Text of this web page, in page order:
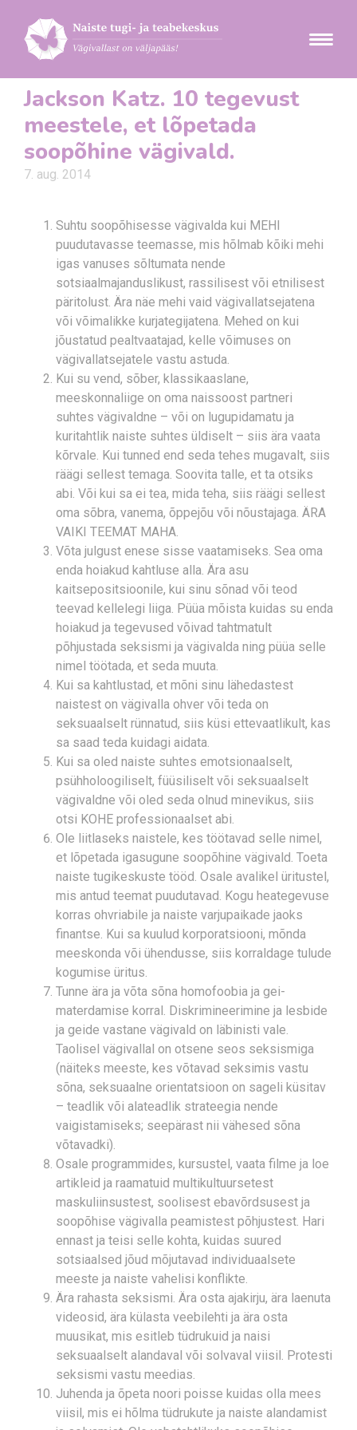
Jackson Katz. 10 tegevust
meestele, et lõpetada
soopõhine vägivald.
7. aug. 2014
Suhtu soopõhisesse vägivalda kui MEHI
puudutavasse teemasse, mis hõlmab kõiki mehi
igas vanuses sõltumata nende
sotsiaalmajanduslikust, rassilisest või etnilisest
päritolust. Ära näe mehi vaid vägivallatsejatena
või võimalikke kurjategijatena. Mehed on kui
jõustatud pealtvaatajad, kelle võimuses on
vägivallatsejatele vastu astuda.
Kui su vend, sõber, klassikaaslane,
meeskonnaliige on oma naissoost partneri
suhtes vägivaldne – või on lugupidamatu ja
kuritahtlik naiste suhtes üldiselt – siis ära vaata
kõrvale. Kui tunned end seda tehes mugavalt, siis
räägi sellest temaga. Soovita talle, et ta otsiks
abi. Või kui sa ei tea, mida teha, siis räägi sellest
oma sõbra, vanema, õppejõu või nõustajaga. ÄRA
VAIKI TEEMAT MAHA.
Võta julgust enese sisse vaatamiseks. Sea oma
enda hoiakud kahtluse alla. Ära asu
kaitsepositsioonile, kui sinu sõnad või teod
teevad kellelegi liiga. Püüa mõista kuidas su enda
hoiakud ja tegevused võivad tahtmatult
põhjustada seksismi ja vägivalda ning püüa selle
nimel töötada, et seda muuta.
Kui sa kahtlustad, et mõni sinu lähedastest
naistest on vägivalla ohver või teda on
seksuaalselt rünnatud, siis küsi ettevaatlikult, kas
sa saad teda kuidagi aidata.
Kui sa oled naiste suhtes emotsionaalselt,
psühholoogiliselt, füüsiliselt või seksuaalselt
vägivaldne või oled seda olnud minevikus, siis
otsi KOHE professionaalset abi.
Ole liitlaseks naistele, kes töötavad selle nimel,
et lõpetada igasugune soopõhine vägivald. Toeta
naiste tugikeskuste tööd. Osale avalikel üritustel,
mis antud teemat puudutavad. Kogu heategevuse
korras ohvriabile ja naiste varjupaikade jaoks
finantse. Kui sa kuulud korporatsiooni, mõnda
meeskonda või ühendusse, siis korraldage tulude
kogumise üritus.
Tunne ära ja võta sõna homofoobia ja gei-
materdamise korral. Diskrimineerimine ja lesbide
ja geide vastane vägivald on läbinisti vale.
Taolisel vägivallal on otsene seos seksismiga
(näiteks meeste, kes võtavad seksimis vastu
sõna, seksuaalne orientatsioon on sageli küsitav
– teadlik või alateadlik strateegia nende
vaigistamiseks; seepärast nii vähesed sõna
võtavadki).
Osale programmides, kursustel, vaata filme ja loe
artikleid ja raamatuid multikultuursetest
maskuliinsustest, soolisest ebavõrdsusest ja
soopõhise vägivalla peamistest põhjustest. Hari
ennast ja teisi selle kohta, kuidas suured
sotsiaalsed jõud mõjutavad individuaalsete
meeste ja naiste vahelisi konflikte.
Ära rahasta seksismi. Ära osta ajakirju, ära laenuta
videosid, ära külasta veebilehti ja ära osta
muusikat, mis esitleb tüdrukuid ja naisi
seksuaalselt alandaval või solvaval viisil. Protesti
seksismi vastu meedias.
Juhenda ja õpeta noori poisse kuidas olla mees
viisil, mis ei hõlma tüdrukute ja naiste alandamist